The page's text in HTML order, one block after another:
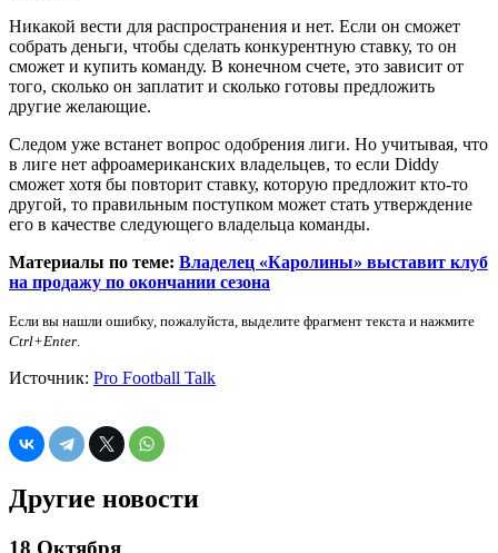
Никакой вести для распространения и нет. Если он сможет
собрать деньги, чтобы сделать конкурентную ставку, то он
сможет и купить команду. В конечном счете, это зависит от
того, сколько он заплатит и сколько готовы предложить
другие желающие.
Следом уже встанет вопрос одобрения лиги. Но учитывая, что
в лиге нет афроамериканских владельцев, то если Diddy
сможет хотя бы повторит ставку, которую предложит кто-то
другой, то правильным поступком может стать утверждение
его в качестве следующего владельца команды.
Материалы по теме: Владелец «Каролины» выставит клуб
на продажу по окончании сезона
Если вы нашли ошибку, пожалуйста, выделите фрагмент текста и нажмите
Ctrl+Enter.
Источник: Pro Football Talk
Другие новости
18 Октября